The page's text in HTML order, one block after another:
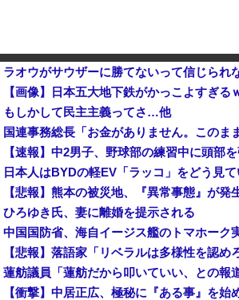
ラオウがサウザーに勝てないって信じられ
【画像】日本五大地下鉄がかっこよすぎる
もしかして民主主義ってさ…他
ひろゆき氏、妻に離婚を提示される